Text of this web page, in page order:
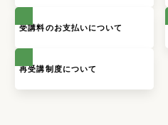
受講料のお支払いについて
再受講制度について